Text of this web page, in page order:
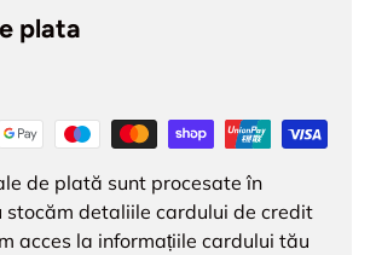
plata
de plată sunt procesate în
stocăm detaliile cardului de credit
acces la informațiile cardului tău